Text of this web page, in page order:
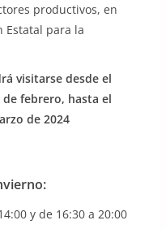
productivos, en
Estatal para la
visitarse desde el
febrero, hasta el
de 2024
y de 16:30 a 20:00